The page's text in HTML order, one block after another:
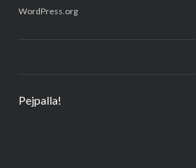
WordPress.org
Pejpalla!